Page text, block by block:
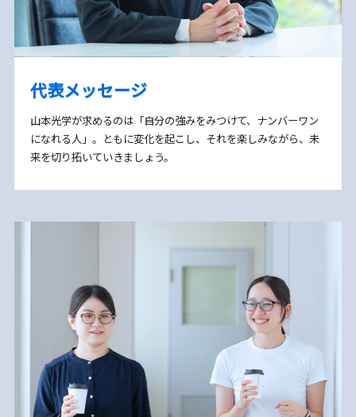
代表メッセージ
山本光学が求めるのは「自分の強みをみつけて、ナンバーワン
になれる人」。ともに変化を起こし、それを楽しみながら、未
来を切り拓いていきましょう。